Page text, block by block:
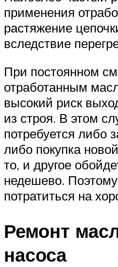
применения
растяжение
вследствие
При постоянном
отработанным
высокий риск
из строя. В этом
потребуется либо
либо покупка
то, и другое
недешево.
потратиться на
Ремонт
насоса